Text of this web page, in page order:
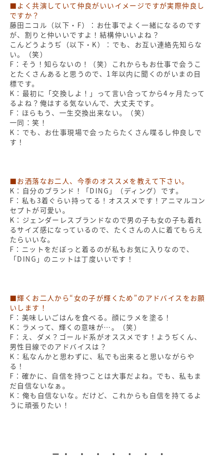
■よく共演していて仲良がいいイメージですが実際仲良し
ですか？
藤田ニコル（以下・F）：お仕事でよく一緒になるのです
が、割りと仲いいですよ！結構仲いいよね？
こんどうようぢ（以下・K）：でも、お互い連絡先知らな
い。（笑）
F：そう！知らないの！（笑）これからもお仕事で会うこ
とたくさんあると思うので、1年以内に聞くのがいまの目
標です。
K：最初に「交換しよ！」って言い合ってから4ヶ月たって
るよね？俺はする気ないんで、大丈夫です。
F：ほらもう、一生交換出来ない。（笑）
一同：笑！
K：でも、お仕事現場で会ったらたくさん喋るし仲良しで
す！
■お洒落なお二人、今季のオススメを教えて下さい。
K：自分のブランド！「DING」（ディング）です。
F：私も3着ぐらい持ってる！オススメです！アニマルコン
セプトが可愛い。
K：ジェンダーレスブランドなので男の子も女の子も着れ
るサイズ感になっているので、たくさんの人に着てもらえ
たらいいな。
F：ニットをだぼっと着るのが私もお気に入りなので、
「DING」のニットは丁度いいです！
■輝くお二人から“女の子が輝くため”のアドバイスをお願
いします！
F：美味しいごはんを食べる。顔にラメを塗る！
K：ラメって、輝くの意味が…。（笑）
F：え、ダメ？ゴールド系がオススメです！ようぢくん、
男性目線でのアドバイスは？
K：私なんかと思わずに、私でも出来ると思いながらや
る！
F：確かに、自信を持つことは大事だよね。でも、私もま
だ自信ないなぁ。
K：俺も自信ないな。だけど、これからも自信を持てるよ
うに頑張りたい！
・ ・ ・ ・ ・ ・ ・